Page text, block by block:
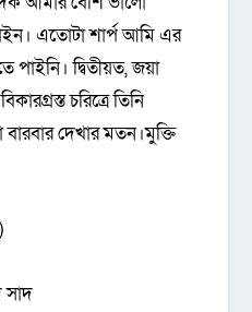
এতোটা শার্প আমি এর
পাইনি। দ্বিতীয়ত, জয়া
চরিত্রে তিনি
দেখার মতন।মুক্তি
সাদ